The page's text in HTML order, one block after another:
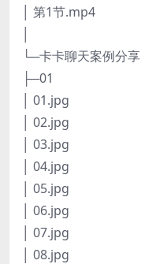
│ 第1节.mp4
└─卡卡聊天案例分享
├─01
│ 01.jpg
│ 02.jpg
│ 03.jpg
│ 04.jpg
│ 05.jpg
│ 06.jpg
│ 07.jpg
│ 08.jpg